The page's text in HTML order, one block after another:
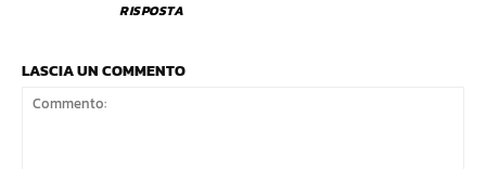
RISPOSTA
LASCIA UN COMMENTO